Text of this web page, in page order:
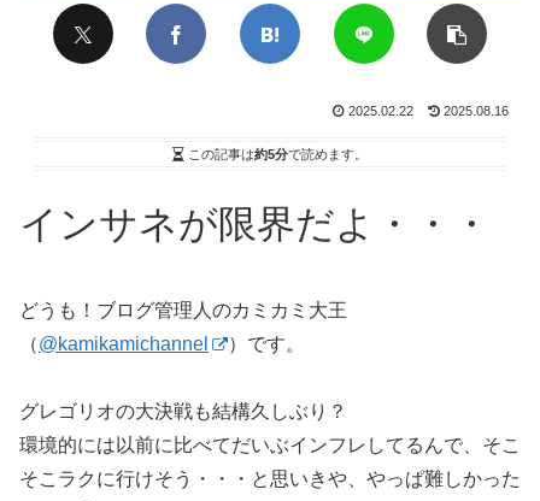
2025.02.22 2025.08.16
この記事は約5分で読めます。
インサネが限界だよ・・・
どうも！ブログ管理人のカミカミ大王
（@kamikamichannel ）です。
グレゴリオの大決戦も結構久しぶり？
環境的には以前に比べてだいぶインフレしてるんで、そこ
そこラクに行けそう・・・と思いきや、やっぱ難しかった